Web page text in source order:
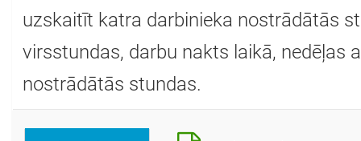
uzskaitīt katra darbinieka nostrādātās
virsstundas, darbu nakts laikā, nedēļas
nostrādātās stundas.